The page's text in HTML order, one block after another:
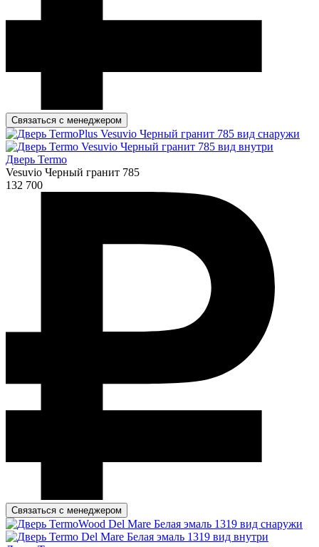
Связаться с менеджером
Дверь Termo
Vesuvio Черный гранит 785
132 700
Связаться с менеджером